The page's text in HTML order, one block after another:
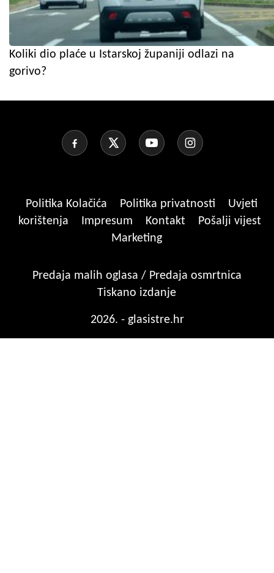
Koliki dio plaće u Istarskoj županiji odlazi na
gorivo?
Politika Kolačića Politika privatnosti
Uvjeti
korištenja
Impresum Kontakt
Pošalji vijest
Marketing
Predaja malih oglasa / Predaja osmrtnica
Tiskano izdanje
2026. - glasistre.hr